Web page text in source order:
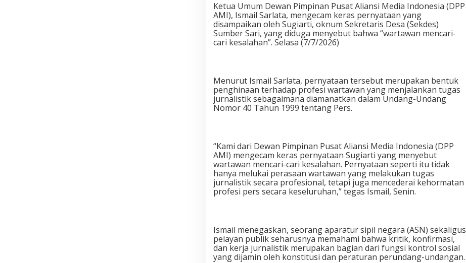
Ketua Umum Dewan Pimpinan Pusat Aliansi Media Indonesia (DPP
AMI), Ismail Sarlata, mengecam keras pernyataan yang
disampaikan oleh Sugiarti, oknum Sekretaris Desa (Sekdes)
Sumber Sari, yang diduga menyebut bahwa “wartawan mencari-
cari kesalahan”. Selasa (7/7/2026)
Menurut Ismail Sarlata, pernyataan tersebut merupakan bentuk
penghinaan terhadap profesi wartawan yang menjalankan tugas
jurnalistik sebagaimana diamanatkan dalam Undang-Undang
Nomor 40 Tahun 1999 tentang Pers.
“Kami dari Dewan Pimpinan Pusat Aliansi Media Indonesia (DPP
AMI) mengecam keras pernyataan Sugiarti yang menyebut
wartawan mencari-cari kesalahan. Pernyataan seperti itu tidak
hanya melukai perasaan wartawan yang melakukan tugas
jurnalistik secara profesional, tetapi juga mencederai kehormatan
profesi pers secara keseluruhan,” tegas Ismail, Senin.
Ismail menegaskan, seorang aparatur sipil negara (ASN) sekaligus
pelayan publik seharusnya memahami bahwa kritik, konfirmasi,
dan kerja jurnalistik merupakan bagian dari fungsi kontrol sosial
yang dijamin oleh konstitusi dan peraturan perundang-undangan.